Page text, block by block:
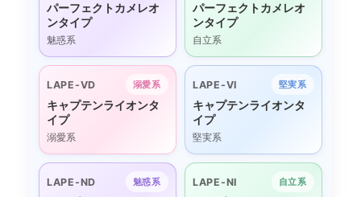
パーフェクトカメレオ
ンタイプ
魅惑系
パーフェクトカメレオ
ンタイプ
自立系
LAPE-VD 溺愛系
キャプテンライオンタ
イプ
溺愛系
LAPE-VI 堅実系
キャプテンライオンタ
イプ
堅実系
LAPE-ND 魅惑系 LAPE-NI 自立系